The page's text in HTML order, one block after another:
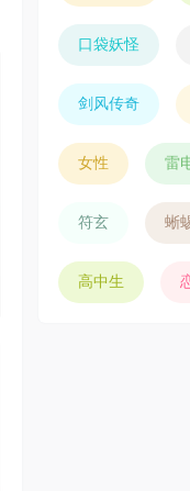
口袋妖怪
剑风传奇
女性 雷
符玄 蜥
高中生